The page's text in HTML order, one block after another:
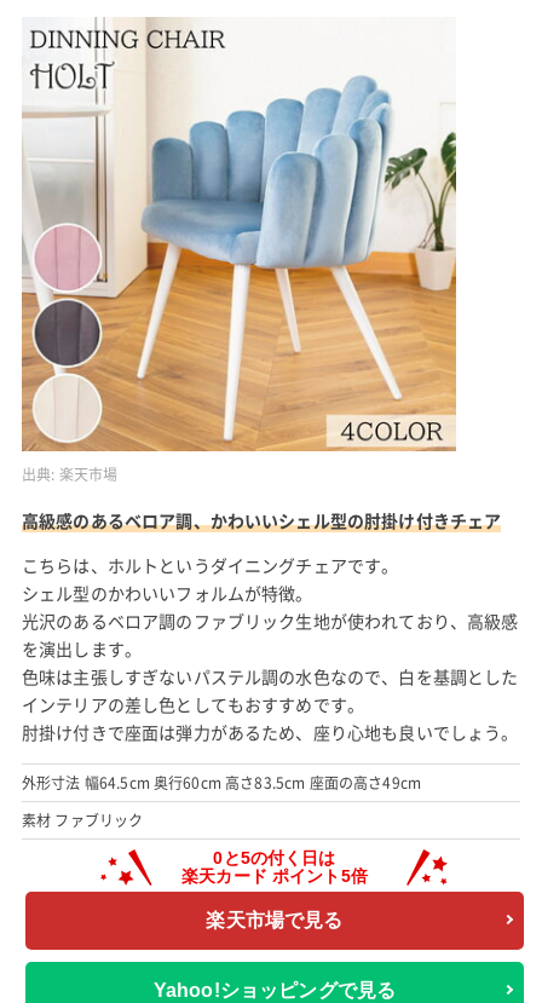
出典: 楽天市場
高級感のあるベロア調、かわいいシェル型の肘掛け付きチェア
こちらは、ホルトというダイニングチェアです。
シェル型のかわいいフォルムが特徴。
光沢のあるベロア調のファブリック生地が使われており、高級感
を演出します。
色味は主張しすぎないパステル調の水色なので、白を基調とした
インテリアの差し色としてもおすすめです。
肘掛け付きで座面は弾力があるため、座り心地も良いでしょう。
外形寸法 幅64.5cm 奥行60cm 高さ83.5cm 座面の高さ49cm
素材 ファブリック
楽天市場で見る
Yahoo!ショッピングで見る